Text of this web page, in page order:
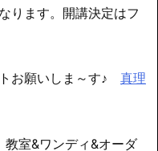
ります。開講決定はフ
お願いしま～す♪ 真理
室&ワンディ&オーダ